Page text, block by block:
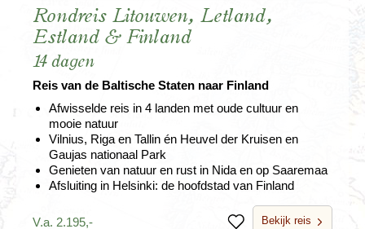
Rondreis Litouwen, Letland,
Estland & Finland
14 dagen
Reis van de Baltische Staten naar Finland
Afwisselde reis in 4 landen met oude cultuur en
mooie natuur
Vilnius, Riga en Tallin én Heuvel der Kruisen en
Gaujas nationaal Park
Genieten van natuur en rust in Nida en op Saaremaa
Afsluiting in Helsinki: de hoofdstad van Finland
V.a. 2.195,- Bekijk reis